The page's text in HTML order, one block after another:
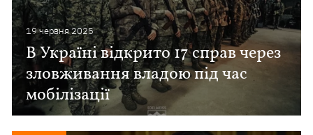
19 червня 2025
В Україні відкрито 17 справ через
зловживання владою під час
мобілізації